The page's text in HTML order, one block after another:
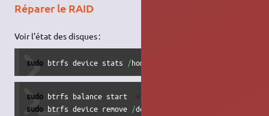
Réparer le RAID
Voir l'état des disques :
sudo btrfs device stats /home
sudo btrfs balance start -v
sudo btrfs device remove /dev